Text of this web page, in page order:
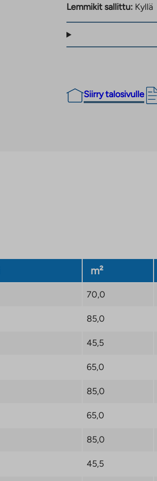
Lemmikit sallittu: Kyllä
Siirry talosivulle
m²
70,0
85,0
45,5
65,0
85,0
65,0
85,0
45,5